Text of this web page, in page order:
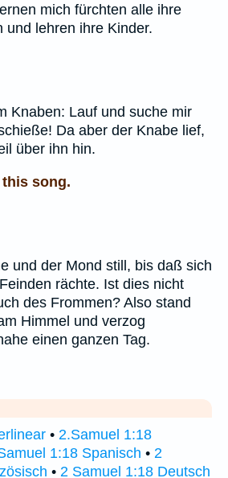
mich fürchten alle ihre
und lehren ihre Kinder.
Knaben: Lauf und suche mir
Da aber der Knabe lief,
über ihn hin.
song.
und der Mond still, bis daß sich
rächte. Ist dies nicht
des Frommen? Also stand
Himmel und verzog
einen ganzen Tag.
• 2.Samuel 1:18
1:18 Spanisch • 2
• 2 Samuel 1:18 Deutsch